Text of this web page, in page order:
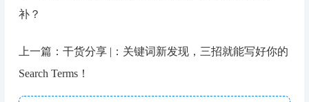
补？
上一篇：干货分享 |：关键词新发现，三招就能写好你的
Search Terms！